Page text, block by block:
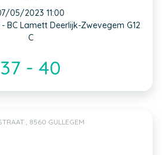
05/2023 11:00
- BC Lamett Deerlijk-Zwevegem G12
C
37 - 40
, 8560 GULLEGEM